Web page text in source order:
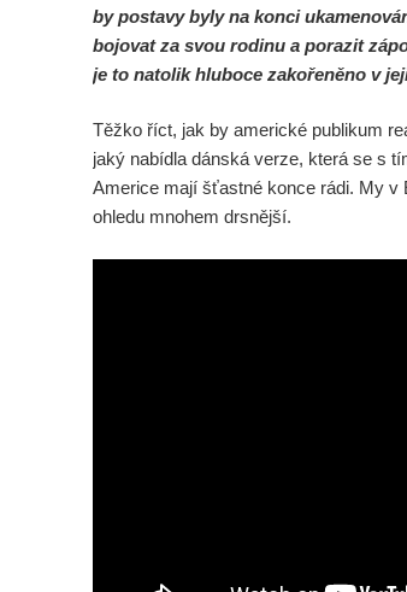
by postavy byly na konci
bojovat za svou rodinu a porazit
je to natolik hluboce zakořeněno v
Těžko říct, jak by americké publikum
jaký nabídla dánská verze, která se s
Americe mají šťastné konce rádi. My v
ohledu mnohem drsnější.